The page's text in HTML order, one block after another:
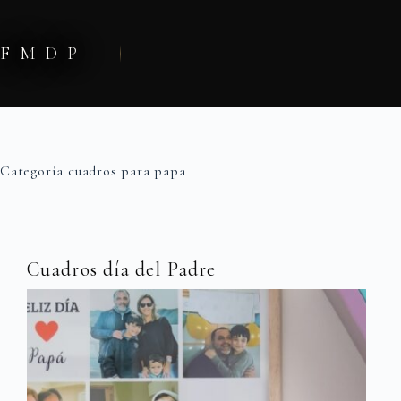
contenido
FMDP
Categoría cuadros para papa
Cuadros día del Padre